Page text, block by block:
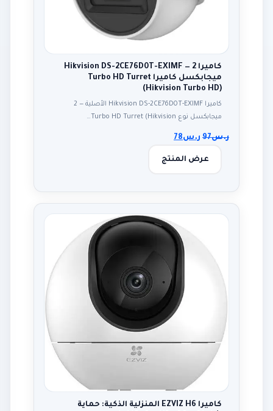
كاميرا Hikvision DS-2CE76D0T-EXIMF — 2
ميجابكسل كاميرا Turbo HD Turret
(Hikvision Turbo HD)
كاميرا Hikvision DS-2CE76D0T-EXIMF الأصلية — 2
ميجابكسل نوع Turbo HD Turret (Hikvision…
ر.س97 ر.س78
عرض المنتج
كاميرا EZVIZ H6 المنزلية الذكية: حماية